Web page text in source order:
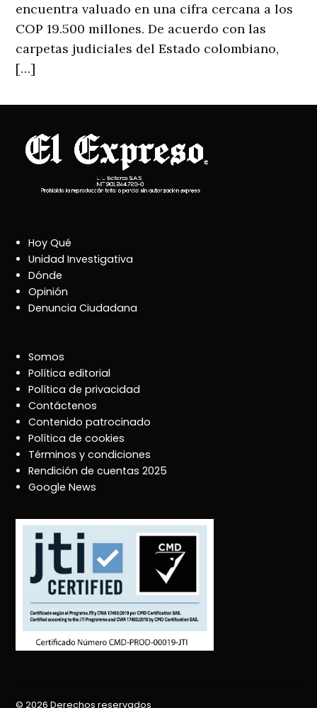
encuentra valuado en una cifra cercana a los
COP 19.500 millones. De acuerdo con las
carpetas judiciales del Estado colombiano,
[…]
Hoy Qué
Unidad Investigativa
Dónde
Opinión
Denuncia Ciudadana
Somos
Política editorial
Política de privacidad
Contáctenos
Contenido patrocinado
Política de cookies
Términos y condiciones
Rendición de cuentas 2025
Google News
© 2026 Derechos reservados